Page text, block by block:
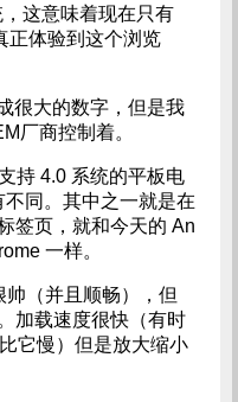
这意味着现在只有
正体验到这个浏览
很大的数字，但是我
厂商控制着。
持 4.0 系统的平板电
同。其中之一就是在
签页，就和今天的 An
一样。
帅（并且顺畅），但
加载速度很快（有时
它慢）但是放大缩小